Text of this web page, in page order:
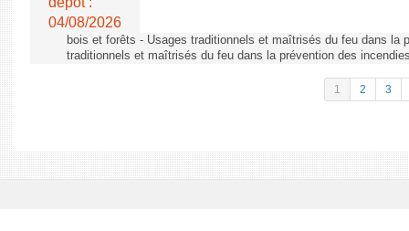
04/08/2026
bois et forêts - Usages traditionnels et maîtrisés du feu dans la
traditionnels et maîtrisés du feu dans la prévention des
1 2 3